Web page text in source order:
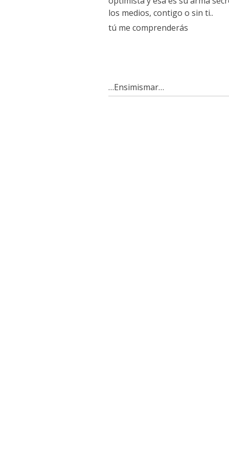
los medios, contigo o sin ti..
tú me comprenderás
…Ensimismar…